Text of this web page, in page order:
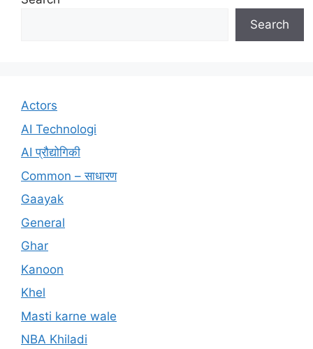
Search
Actors
AI Technologi
AI प्रौद्योगिकी
Common – साधारण
Gaayak
General
Ghar
Kanoon
Khel
Masti karne wale
NBA Khiladi